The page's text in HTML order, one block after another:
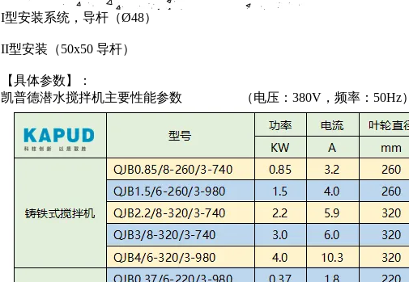
I型安装系统，导杆（Ø48）
II型安装（50x50 导杆）
【具体参数】：
凯普德潜水搅拌机主要性能参数 （电压：380V，频率：50Hz）